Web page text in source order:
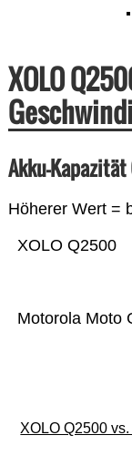
XOLO
Akku-Kapazität
Höherer Wert =
Motorola Moto
XOLO Q2500
XOLO Q2500